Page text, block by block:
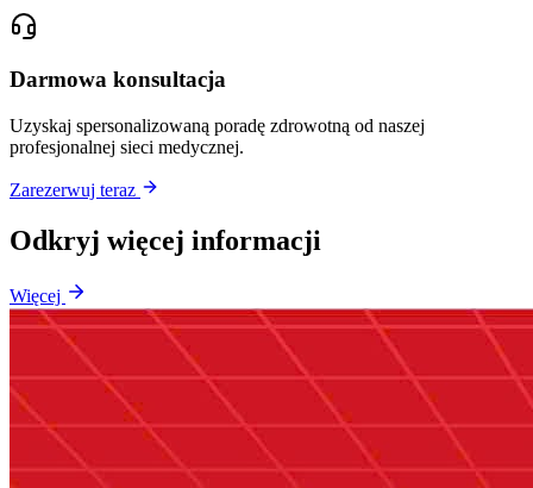
Darmowa konsultacja
Uzyskaj spersonalizowaną poradę zdrowotną od naszej
profesjonalnej sieci medycznej.
Zarezerwuj teraz
Odkryj więcej informacji
Więcej